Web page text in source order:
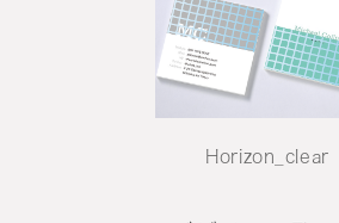
Horizon_clear